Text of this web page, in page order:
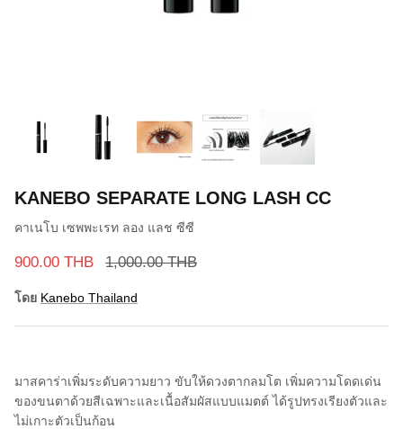
KANEBO SEPARATE LONG LASH CC
คาเนโบ เซพพะเรท ลอง แลช ซีซี
900.00 THB 1,000.00 THB
โดย Kanebo Thailand
มาสคาร่าเพิ่มระดับความยาว ขับให้ดวงตากลมโต เพิ่มความโดดเด่น
ของขนตาด้วยสีเฉพาะและเนื้อสัมผัสแบบแมตต์ได้รูปทรงเรียงตัวและ
ไม่เกาะตัวเป็นก้อน